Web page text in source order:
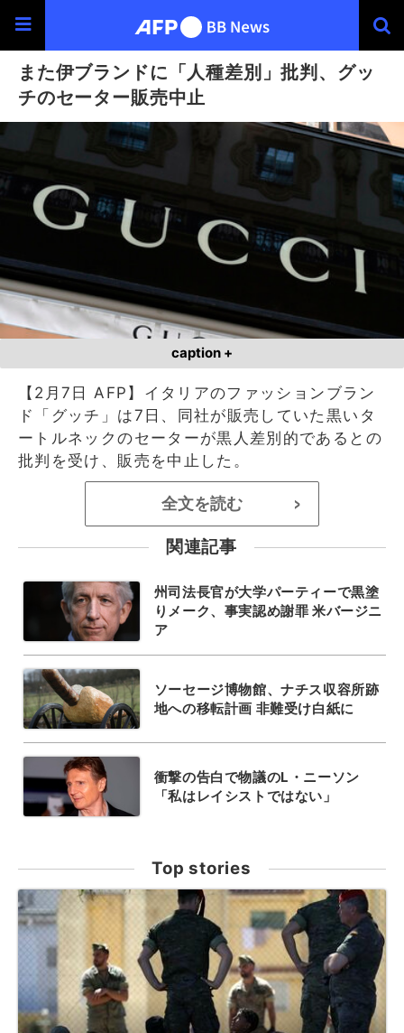
また伊ブランドに「人種差別」批判、グッ
チのセーター販売中止
caption +
【2月7日 AFP】イタリアのファッションブラン
ド「グッチ」は7日、同社が販売していた黒いタ
ートルネックのセーターが黒人差別的であるとの
批判を受け、販売を中止した。
全文を読む >
関連記事
州司法長官が大学パーティーで黒塗
りメーク、事実認め謝罪 米バージニ
ア
ソーセージ博物館、ナチス収容所跡
地への移転計画 非難受け白紙に
衝撃の告白で物議のL・ニーソン
「私はレイシストではない」
Top stories